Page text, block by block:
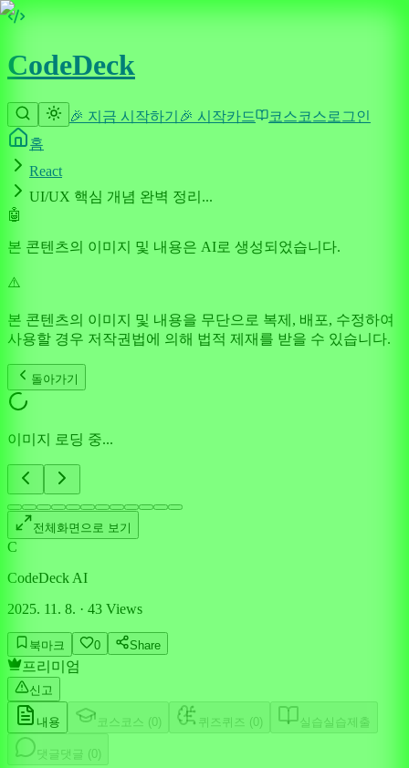
CodeDeck
🎉 지금 시작하기 🎉 시작카드 코스코스 로그인
홈
React
UI/UX 핵심 개념 완벽 정리...
🤖
본 콘텐츠의 이미지 및 내용은 AI로 생성되었습니다.
⚠️
본 콘텐츠의 이미지 및 내용을 무단으로 복제, 배포, 수정하여
사용할 경우 저작권법에 의해 법적 제재를 받을 수 있습니다.
돌아가기
이미지 로딩 중...
전체화면으로 보기
C
CodeDeck AI
2025. 11. 8. · 43 Views
북마크 0 Share
프리미엄
신고
내용 코스 코스 (0 ) 퀴즈 퀴즈 (0 ) 실습실습제출
댓글 댓글 (0 )